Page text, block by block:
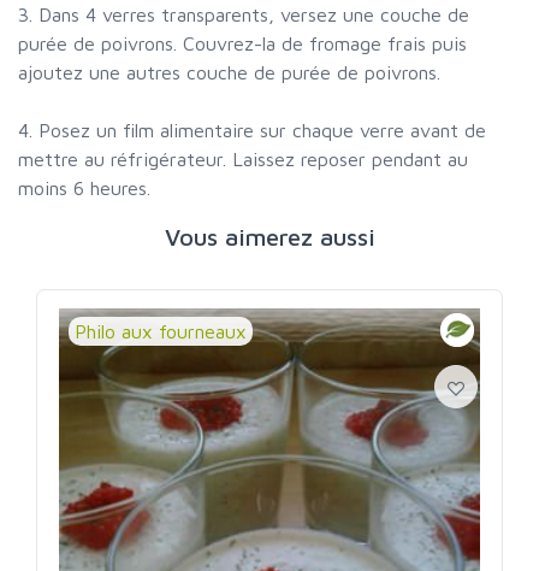
3. Dans 4 verres transparents, versez une couche de
purée de poivrons. Couvrez-la de fromage frais puis
ajoutez une autres couche de purée de poivrons.
4. Posez un film alimentaire sur chaque verre avant de
mettre au réfrigérateur. Laissez reposer pendant au
moins 6 heures.
Vous aimerez aussi
Philo aux fourneaux